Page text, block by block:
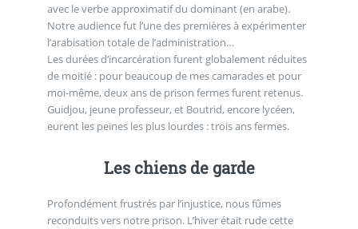
avec le verbe approximatif du dominant (en arabe).
Notre audience fut l’une des premières à expérimenter
l’arabisation totale de l’administration…
Les durées d’incarcération furent globalement réduites
de moitié : pour beaucoup de mes camarades et pour
moi-même, deux ans de prison fermes furent retenus.
Guidjou, jeune professeur, et Boutrid, encore lycéen,
eurent les peines les plus lourdes : trois ans fermes.
Les chiens de garde
Profondément frustrés par l’injustice, nous fûmes
reconduits vers notre prison. L’hiver était rude cette